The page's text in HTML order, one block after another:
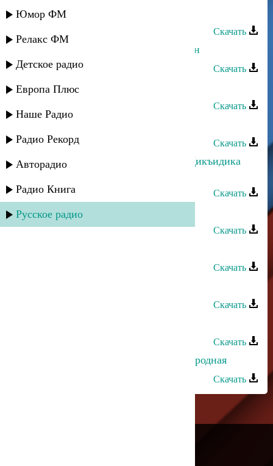
Юмор ФМ
Релакс ФМ
Детское радио
Европа Плюс
Наше Радио
Радио Рекорд
Авторадио
Радио Книга
Русское радио
Динара Гасанова - Гиран мапан
Скачать
Динара Гасанова - Ватан Табасаран
Скачать
Гаджилав Гаджилаев - Народная
Скачать
Скачать
Динара Гасанова и Г. Наврузов - Дикъидика
тай
Скачать
Къайи Булах - Ттьек-народная
Скачать
Скачать
Скачать
Скачать
Магомедамин Хирамагомедов - Народная
Скачать